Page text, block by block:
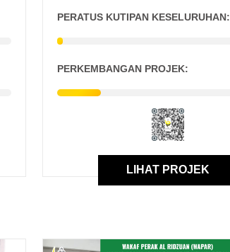
PERATUS KUTIPAN KESELURUHAN:
PERKEMBANGAN PROJEK:
LIHAT PROJEK